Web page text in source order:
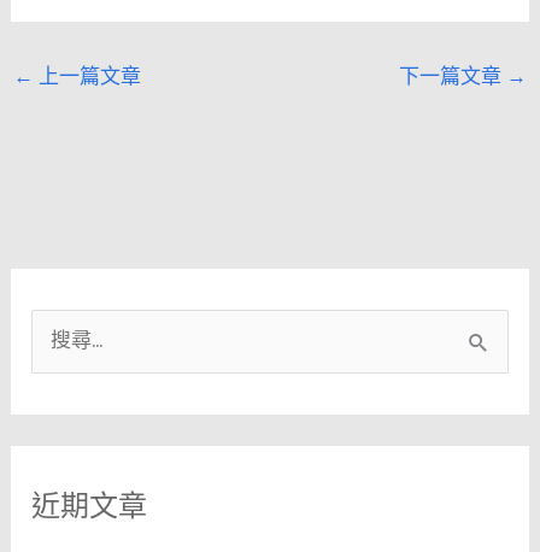
← 上一篇文章 下一篇文章 →
尋
關
字
近期文章